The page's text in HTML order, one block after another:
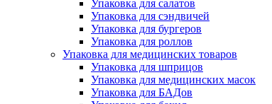
Упаковка для салатов
Упаковка для сэндвичей
Упаковка для бургеров
Упаковка для роллов
Упаковка для медицинских товаров
Упаковка для шприцов
Упаковка для медицинских масок
Упаковка для БАДов